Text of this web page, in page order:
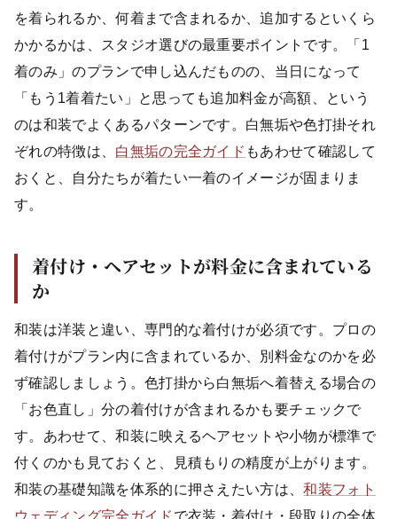
を着られるか、何着まで含まれるか、追加するといくら
かかるかは、スタジオ選びの最重要ポイントです。「1
着のみ」のプランで申し込んだものの、当日になって
「もう1着着たい」と思っても追加料金が高額、という
のは和装でよくあるパターンです。白無垢や色打掛それ
ぞれの特徴は、 白無垢の完全ガイド もあわせて確認して
おくと、自分たちが着たい一着のイメージが固まりま
す。
着付け・ヘアセットが料金に含まれている
か
和装は洋装と違い、専門的な着付けが必須です。プロの
着付けがプラン内に含まれているか、別料金なのかを必
ず確認しましょう。色打掛から白無垢へ着替える場合の
「お色直し」分の着付けが含まれるかも要チェックで
す。あわせて、和装に映えるヘアセットや小物が標準で
付くのかも見ておくと、見積もりの精度が上がります。
和装の基礎知識を体系的に押さえたい方は、和装フォト
ウェディング完全ガイド で衣装・着付け・段取りの全体